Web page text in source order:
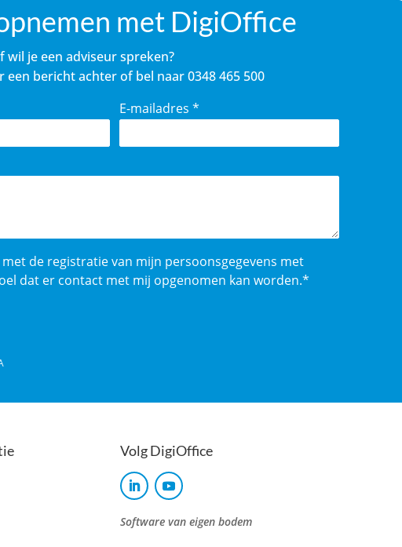
met DigiOffice
wil je een adviseur spreken?
een bericht achter of bel naar0348 465 500
Volg DigiOffice
Software van eigen bodem